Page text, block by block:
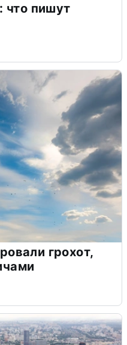
что пишут
грохот,